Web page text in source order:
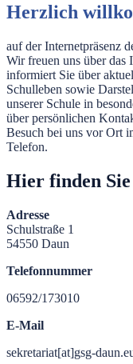
Herzlich
auf der Internetpräsenz
Wir freuen uns über das
informiert Sie über
Schulleben sowie
unserer Schule in
über persönlichen
Besuch bei uns vor Ort
Telefon.
Hier finden Sie
Adresse
Schulstraße 1
54550 Daun
Telefonnummer
06592/173010
E-Mail
sekretariat[at]gsg-